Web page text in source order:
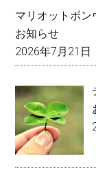
マリオットボン
お知らせ
2026年7月21日